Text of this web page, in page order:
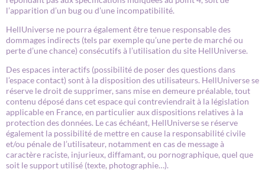
l’apparition d’un bug ou d’une incompatibilité.
HellUniverse ne pourra également être tenue responsable des
dommages indirects (tels par exemple qu’une perte de marché ou
perte d’une chance) consécutifs à l’utilisation du site HellUniverse.
Des espaces interactifs (possibilité de poser des questions dans
l’espace contact) sont à la disposition des utilisateurs. HellUniverse se
réserve le droit de supprimer, sans mise en demeure préalable, tout
contenu déposé dans cet espace qui contreviendrait à la législation
applicable en France, en particulier aux dispositions relatives à la
protection des données. Le cas échéant, HellUniverse se réserve
également la possibilité de mettre en cause la responsabilité civile
et/ou pénale de l’utilisateur, notamment en cas de message à
caractère raciste, injurieux, diffamant, ou pornographique, quel que
soit le support utilisé (texte, photographie…).